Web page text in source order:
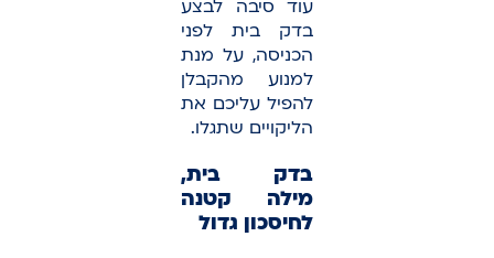
עוד סיבה לבצע
בדק בית לפני
הכניסה, על מנת
למנוע מהקבלן
להפיל עליכם את
הליקויים שתגלו.
בדק בית,
מילה קטנה
לחיסכון גדול